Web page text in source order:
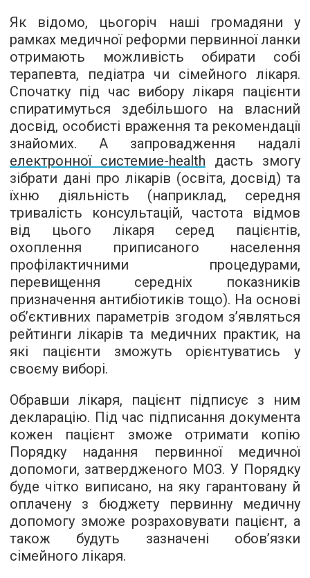
Як відомо, цьогоріч наші громадяни у
рамках медичної реформи первинної ланки
отримають можливість обирати собі
терапевта, педіатра чи сімейного лікаря.
Спочатку під час вибору лікаря пацієнти
спиратимуться здебільшого на власний
досвід, особисті враження та рекомендації
знайомих. А запровадження надалі
електронної системиe-health дасть змогу
зібрати дані про лікарів (освіта, досвід) та
їхню діяльність (наприклад, середня
тривалість консультацій, частота відмов
від цього лікаря серед пацієнтів,
охоплення приписаного населення
профілактичними процедурами,
перевищення середніх показників
призначення антибіотиків тощо). На основі
об’єктивних параметрів згодом з’являться
рейтинги лікарів та медичних практик, на
які пацієнти зможуть орієнтуватись у
своєму виборі.
Обравши лікаря, пацієнт підписує з ним
декларацію. Під час підписання документа
кожен пацієнт зможе отримати копію
Порядку надання первинної медичної
допомоги, затвердженого МОЗ. У Порядку
буде чітко виписано, на яку гарантовану й
оплачену з бюджету первинну медичну
допомогу зможе розраховувати пацієнт, а
також будуть зазначені обов’язки
сімейного лікаря.